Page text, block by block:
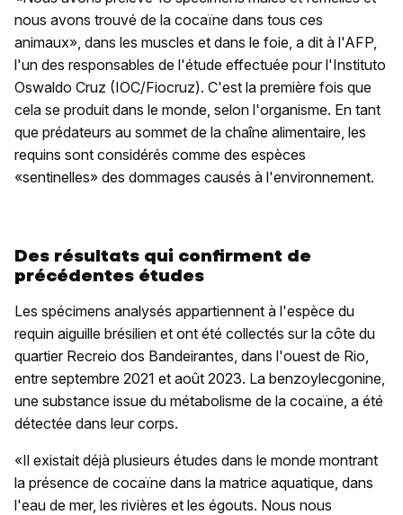
nous avons trouvé de la cocaïne dans tous ces
animaux», dans les muscles et dans le foie, a dit à l'AFP,
l'un des responsables de l'étude effectuée pour l'Instituto
Oswaldo Cruz (IOC/Fiocruz). C'est la première fois que
cela se produit dans le monde, selon l'organisme. En tant
que prédateurs au sommet de la chaîne alimentaire, les
requins sont considérés comme des espèces
«sentinelles» des dommages causés à l'environnement.
Des résultats qui confirment de
précédentes études
Les spécimens analysés appartiennent à l'espèce du
requin aiguille brésilien et ont été collectés sur la côte du
quartier Recreio dos Bandeirantes, dans l'ouest de Rio,
entre septembre 2021 et août 2023. La benzoylecgonine,
une substance issue du métabolisme de la cocaïne, a été
détectée dans leur corps.
«Il existait déjà plusieurs études dans le monde montrant
la présence de cocaïne dans la matrice aquatique, dans
l'eau de mer, les rivières et les égouts. Nous nous